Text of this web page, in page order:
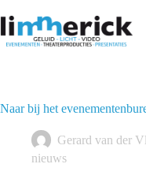
naar
de
inhoud
Naar bij het
Gerard van der
nieuws